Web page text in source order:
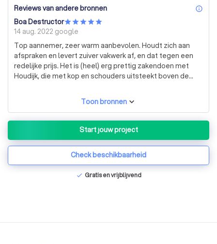
Reviews van andere bronnen
Boa Destructor
14 aug. 2022 google
Top aannemer, zeer warm aanbevolen. Houdt zich aan
afspraken en levert zuiver vakwerk af, en dat tegen een
redelijke prijs. Het is (heel) erg prettig zakendoen met
Houdijk, die met kop en schouders uitsteekt boven de
Vloeren installeren, Installatie, Renovatie
Toon bronnen
Start jouw project
Check beschikbaarheid
check Gratis en vrijblijvend